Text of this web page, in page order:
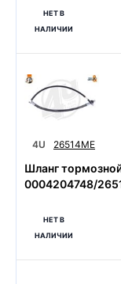
НЕТ В
НАЛИЧИИ
4U 26514ME
Шланг
0004204748/
НЕТ В
НАЛИЧИИ